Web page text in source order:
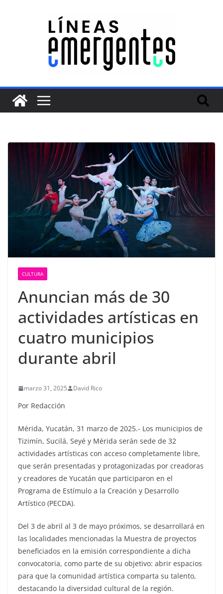
CULTURA
Anuncian más de 30
actividades artísticas en
cuatro municipios
durante abril
marzo 31, 2025 David Rico
Por Redacción
Mérida, Yucatán, 31 marzo de 2025.- Los municipios de
Tizimín, Sucilá, Seyé y Mérida serán sede de 32
actividades artísticas con acceso completamente libre,
que serán presentadas y protagonizadas por creadoras
y creadores de Yucatán que participaron en el
Programa de Estímulo a la Creación y Desarrollo
Artístico (PECDA).
Del 3 de abril al 3 de mayo próximos, se desarrollará en
las localidades mencionadas la Muestra de proyectos
beneficiados en la emisión correspondiente a dicha
convocatoria, como parte de su objetivo: abrir espacios
para que la comunidad artística comparta su talento,
destacando la diversidad cultural de la región.